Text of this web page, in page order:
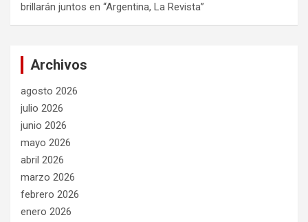
brillarán juntos en “Argentina, La Revista”
Archivos
agosto 2026
julio 2026
junio 2026
mayo 2026
abril 2026
marzo 2026
febrero 2026
enero 2026